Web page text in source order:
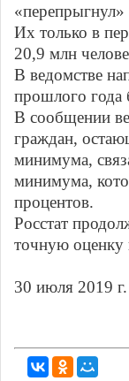
Их только в
20,9 млн
В ведомстве
прошлого
В сообщении
граждан,
минимума,
минимума,
процентов.
Росстат
точную оценку
30 июля 2019